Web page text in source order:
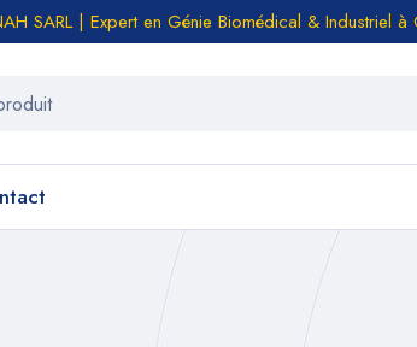
SARL | Expert en Génie Biomédical & Industriel